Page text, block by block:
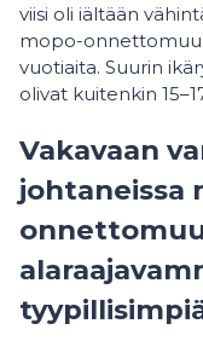
viisi oli iältään
mopo-
vuotiaita. Suurin
olivat kuitenkin
Vakavaan
johtaneissa